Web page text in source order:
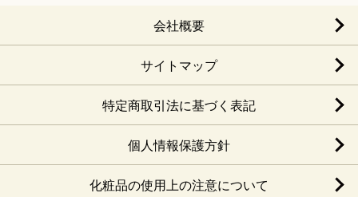
会社概要
サイトマップ
特定商取引法に基づく表記
個人情報保護方針
化粧品の使用上の注意について